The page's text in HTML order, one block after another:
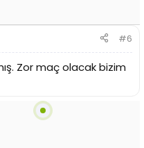
#6
Zor maç olacak bizim